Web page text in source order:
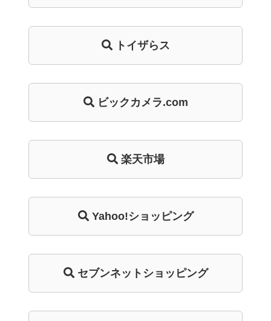
トイザらス
ビックカメラ.com
楽天市場
Yahoo!ショッピング
セブンネットショッピング